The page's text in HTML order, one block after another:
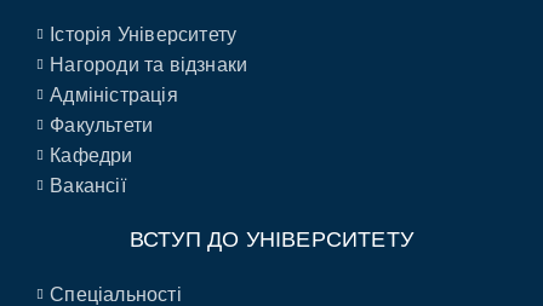
Історія Університету
Нагороди та відзнаки
Адміністрація
Факультети
Кафедри
Вакансії
ВСТУП ДО УНІВЕРСИТЕТУ
Спеціальності